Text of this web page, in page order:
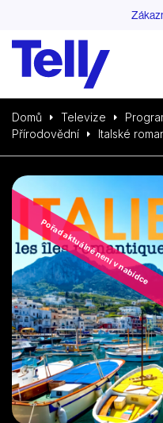
Domů Televize
Přírodovědní
Italské
Pořad aktuálně není v nabídce